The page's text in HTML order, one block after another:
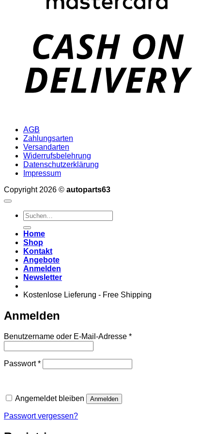
AGB
Zahlungsarten
Versandarten
Widerrufsbelehrung
Datenschutzerklärung
Impressum
Copyright 2026 © autoparts63
Suchen
nach:
Home
Shop
Kontakt
Angebote
Anmelden
Newsletter
Kostenlose Lieferung - Free Shipping
Anmelden
Benutzername oder E-Mail-Adresse *Erforderlich
Passwort*Erforderlich
Angemeldet bleiben Anmelden
Passwort vergessen?